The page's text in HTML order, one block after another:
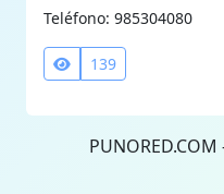
Teléfono: 985304080
139